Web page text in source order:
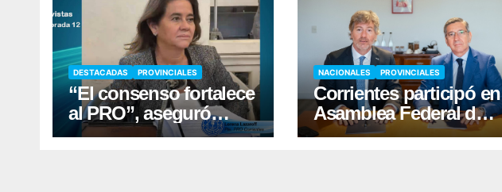
DESTACADAS PROVINCIALES
“El consenso fortalece
al PRO”, aseguró
Lorena Lazaroff
NACIONALES PROVINCIALES
Corrientes participó en
Asamblea Federal de
Justicia y firmó